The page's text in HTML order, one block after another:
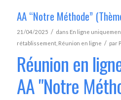
AA “Notre Méthode”
21/04/2025 / dans En ligne
rétablissement, Réunion en ligne / par
Réunion en
AA "Notre